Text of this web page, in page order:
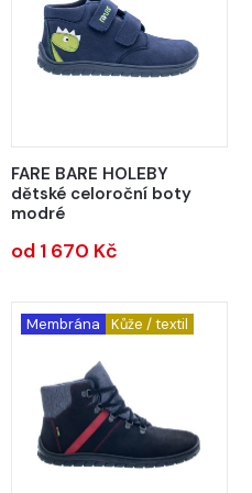
FARE BARE HOLEBY
dětské celoroční boty
modré
od 1 670 Kč
Membrána Kůže / textil